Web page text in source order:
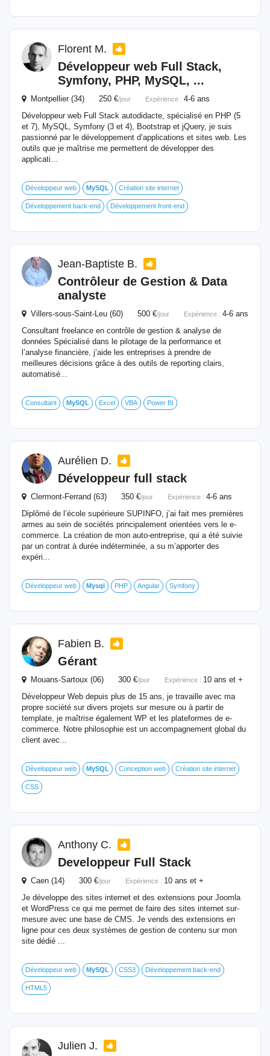
Florent M.
Développeur web Full Stack,
Symfony, PHP, MySQL, ...
Montpellier (34) 250 €/jour Expérience : 4-6 ans
Développeur web Full Stack autodidacte, spécialisé en PHP (5
et 7), MySQL, Symfony (3 et 4), Bootstrap et jQuery, je suis
passionné par le développement d’applications et sites web. Les
outils que je maîtrise me permettent de développer des
applicati...
Développeur web MySQL Création site internet
Développement back-end Développement front-end
Jean-Baptiste B.
Contrôleur de Gestion & Data
analyste
Villers-sous-Saint-Leu (60) 500 €/jour Expérience : 4-6 ans
Consultant freelance en contrôle de gestion & analyse de
données Spécialisé dans le pilotage de la performance et
l’analyse financière, j’aide les entreprises à prendre de
meilleures décisions grâce à des outils de reporting clairs,
automatisé...
Consultant MySQL Excel VBA Power BI
Aurélien D.
Développeur full stack
Clermont-Ferrand (63) 350 €/jour Expérience : 4-6 ans
Diplômé de l’école supérieure SUPINFO, j’ai fait mes premières
armes au sein de sociétés principalement orientées vers le e-
commerce. La création de mon auto-entreprise, qui a été suivie
par un contrat à durée indéterminée, a su m’apporter des
expéri...
Développeur web Mysql PHP Angular Symfony
Fabien B.
Gérant
Mouans-Sartoux (06) 300 €/jour Expérience : 10 ans et +
Développeur Web depuis plus de 15 ans, je travaille avec ma
propre société sur divers projets sur mesure ou à partir de
template, je maîtrise également WP et les plateformes de e-
commerce. Notre philosophie est un accompagnement global du
client avec...
Développeur web MySQL Conception web Création site internet
CSS
Anthony C.
Developpeur Full Stack
Caen (14) 300 €/jour Expérience : 10 ans et +
Je développe des sites internet et des extensions pour Joomla
et WordPress ce qui me permet de faire des sites internet sur-
mesure avec une base de CMS. Je vends des extensions en
ligne pour ces deux systèmes de gestion de contenu sur mon
site dédié ...
Développeur web MySQL CSS3 Développement back-end
HTML5
Julien J.